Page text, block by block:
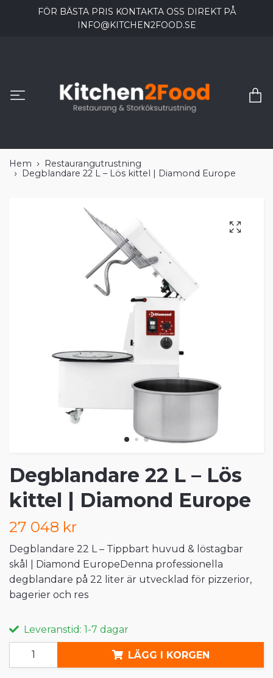
FÖR BÄSTA PRIS KONTAKTA OSS DIREKT PÅ
INFO@KITCHEN2FOOD.SE
Hem
Restaurangutrustning
Degblandare 22 L – Lös kittel | Diamond Europe
Degblandare 22 L – Lös
kittel | Diamond Europe
27 048 kr
Degblandare 22 L – Tippbart huvud & löstagbar
skål | Diamond EuropeDenna professionella
degblandare på 22 liter är utvecklad för pizzerior,
bagerier och res
Leveranstid: 1-7 dagar
LÄGG I KORGEN